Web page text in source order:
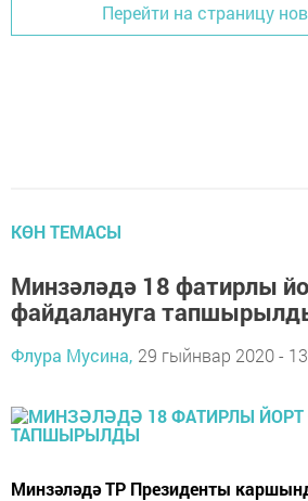
Перейти на страницу
КӨН ТЕМАСЫ
Минзәләдә 18 фатирлы
файдалануга
Флура Мусина, 29 гыйнвар 2020 -
Минзәләдә ТР Президенты